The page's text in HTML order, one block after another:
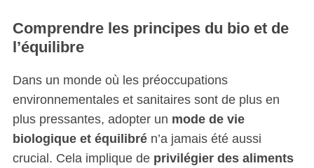
Comprendre les principes du bio et de
l’équilibre
Dans un monde où les préoccupations
environnementales et sanitaires sont de plus en
plus pressantes, adopter un mode de vie
biologique et équilibrén’a jamais été aussi
crucial. Cela implique de privilégier des aliments